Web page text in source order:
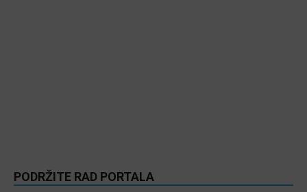
PODRŽITE RAD PORTALA